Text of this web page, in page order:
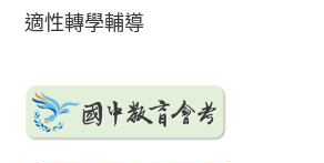
適性轉學輔導